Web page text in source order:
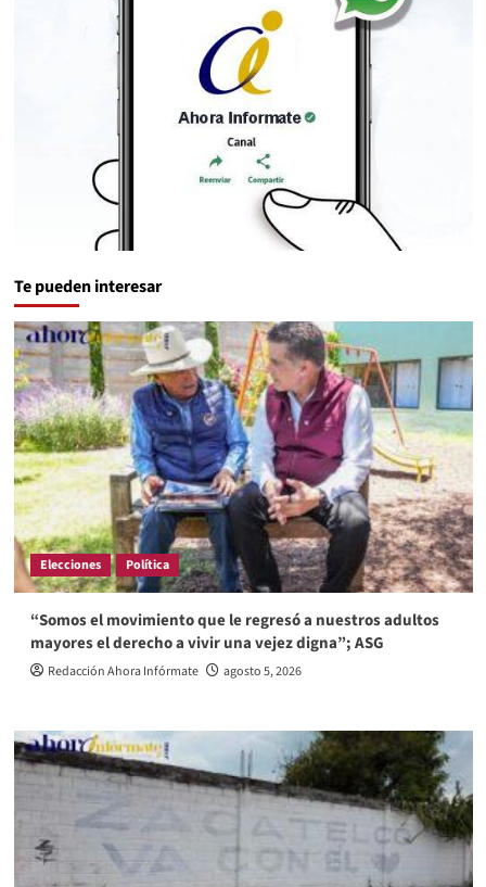
Te pueden interesar
Elecciones Política
“Somos el movimiento que le regresó a nuestros adultos
mayores el derecho a vivir una vejez digna”; ASG
Redacción Ahora Infórmate agosto 5, 2026